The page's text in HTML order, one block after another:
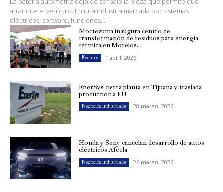
arranque el vehículo. En una industria marcada por sistemas
eléctricos, software, funciones...
Moctezuma inaugura centro de
transformación de residuos para energía
térmica en Morelos.
Eventos 1 abril, 2026
EnerSys cierra planta en Tijuana y traslada
producción a EU
Negocios Industriales 28 marzo, 2026
Honda y Sony cancelan desarrollo de autos
eléctricos Afeela
Negocios Industriales 26 marzo, 2026